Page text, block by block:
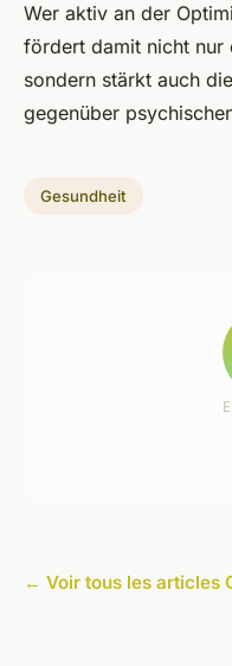
Wer aktiv an der
fördert damit nicht nur
sondern stärkt auch
gegenüber
Gesundheit
← Voir tous les articles